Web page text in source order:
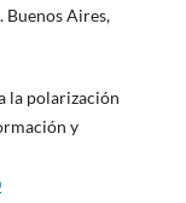
Buenos Aires,
la polarización
y